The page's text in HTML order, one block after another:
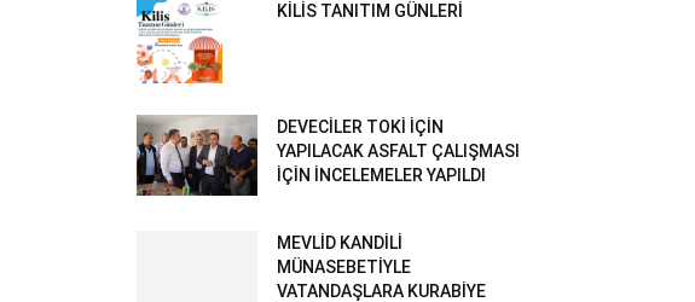
KİLİS TANITIM GÜNLERİ
DEVECİLER TOKİ İÇİN
YAPILACAK ASFALT ÇALIŞMASI
İÇİN İNCELEMELER YAPILDI
MEVLİD KANDİLİ
MÜNASEBETİYLE
VATANDAŞLARA KURABİYE